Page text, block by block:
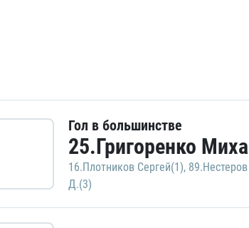
Гол в большинстве
25.Григоренко
16.Плотников Сергей(1),
Д.(3)